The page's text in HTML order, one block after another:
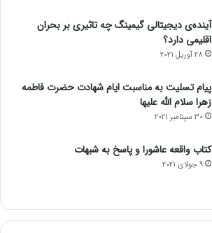
آینده‌ی دیجیتالی گیمینگ چه تاثیری بر بحران
اقلیمی دارد؟
28 آوریل 2021
پیام تسلیت به مناسبت ایام شهادت حضرت فاطمه
زهرا سلام الله علیها
30 سپتامبر 2021
کتاب واقعه عاشورا و پاسخ به شبهات
9 جولای 2021